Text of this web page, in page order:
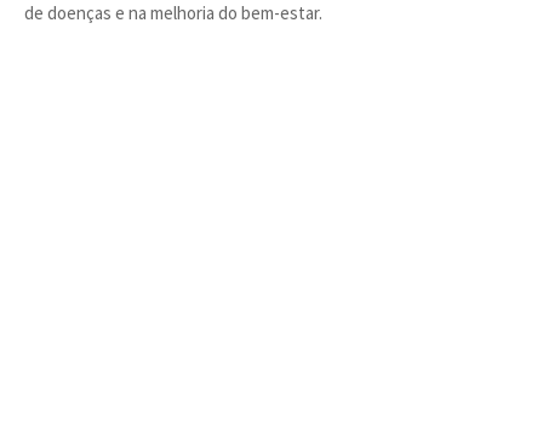
de doenças e na melhoria do bem-estar.